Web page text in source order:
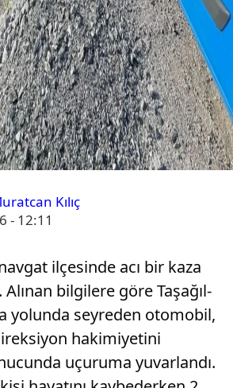
Kılıç
- 12:11
ilçesinde acı bir kaza
bilgilere göre Taşağıl-
yolunda seyreden otomobil,
hakimiyetini
uçuruma yuvarlandı.